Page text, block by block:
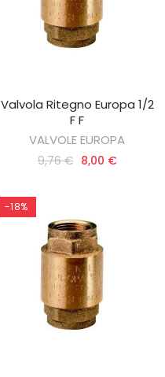
AGGIUNGI AL CARRELLO
Valvola Ritegno Europa 1/2
F F
VALVOLE EUROPA
9,76 € 8,00 €
-18%